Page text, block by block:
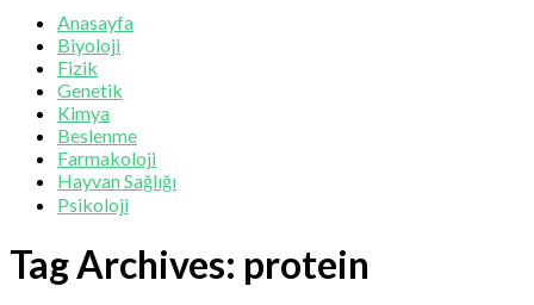
Anasayfa
Biyoloji
Fizik
Genetik
Kimya
Beslenme
Farmakoloji
Hayvan Sağlığı
Psikoloji
Tag Archives: protein